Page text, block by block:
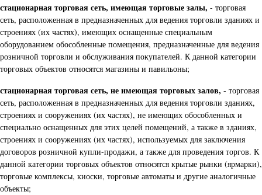
стационарная торговая сеть, имеющая торговые залы, - торговая
сеть, расположенная в предназначенных для ведения торговли зданиях и
строениях (их частях), имеющих оснащенные специальным
оборудованием обособленные помещения, предназначенные для ведения
розничной торговли и обслуживания покупателей. К данной категории
торговых объектов относятся магазины и павильоны;
стационарная торговая сеть, не имеющая торговых залов, - торговая
сеть, расположенная в предназначенных для ведения торговли зданиях,
строениях и сооружениях (их частях), не имеющих обособленных и
специально оснащенных для этих целей помещений, а также в зданиях,
строениях и сооружениях (их частях), используемых для заключения
договоров розничной купли-продажи, а также для проведения торгов. К
данной категории торговых объектов относятся крытые рынки (ярмарки),
торговые комплексы, киоски, торговые автоматы и другие аналогичные
объекты;